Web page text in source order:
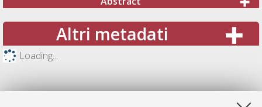
Altri metadati
Loading...